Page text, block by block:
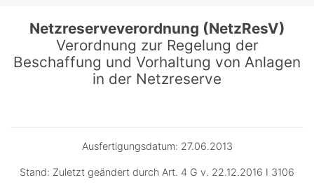
Netzreserveverordnung (NetzResV)
Verordnung zur Regelung der
Beschaffung und Vorhaltung von Anlagen
in der Netzreserve
Ausfertigungsdatum: 27.06.2013
Stand: Zuletzt geändert durch Art. 4 G v. 22.12.2016 I 3106